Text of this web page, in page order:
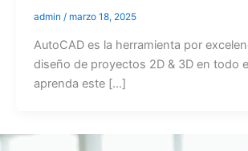
admin / marzo 18, 2025
AutoCAD es la herramienta por
diseño de proyectos 2D & 3D en todo
aprenda este […]